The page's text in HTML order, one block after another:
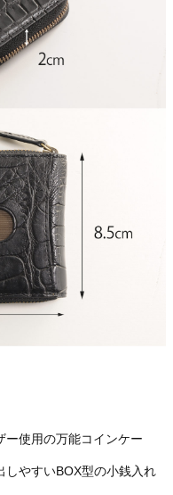
ー使用の万能コインケー
しやすいBOX型の小銭入れ